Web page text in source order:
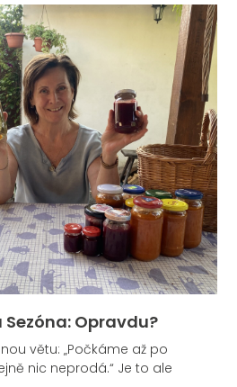
Opravdu?
větu: „Počkáme až po
nic neprodá.“ Je to ale